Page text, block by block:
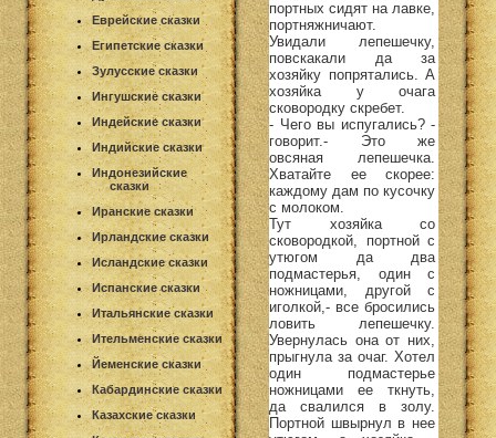
Еврейские сказки
Египетские сказки
Зулусские сказки
Ингушские сказки
Индейские сказки
Индийские сказки
Индонезийские
сказки
Иранские сказки
Ирландские сказки
Исландские сказки
Испанские сказки
Итальянские сказки
Ительменские сказки
Йеменские сказки
Кабардинские сказки
Казахские сказки
портных сидят на лавке,
портняжничают.
Увидали лепешечку,
повскакали да за
хозяйку попрятались. А
хозяйка у очага
сковородку скребет.
- Чего вы испугались? -
говорит.- Это же
овсяная лепешечка.
Хватайте ее скорее:
каждому дам по кусочку
с молоком.
Тут хозяйка со
сковородкой, портной с
утюгом да два
подмастерья, один с
ножницами, другой с
иголкой,- все бросились
ловить лепешечку.
Увернулась она от них,
прыгнула за очаг. Хотел
один подмастерье
ножницами ее ткнуть,
да свалился в золу.
Портной швырнул в нее